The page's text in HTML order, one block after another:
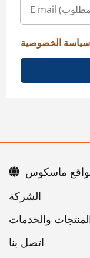
سياسة الخصوصية
اتصل بنا
ماسكوس